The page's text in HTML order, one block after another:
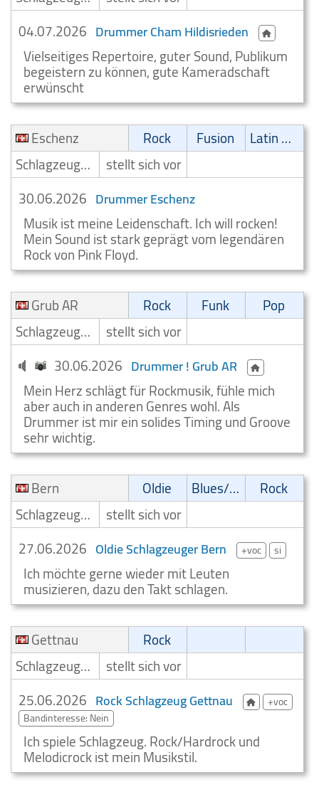
04.07.2026 Drummer Cham Hildisrieden
Vielseitiges Repertoire, guter Sound, Publikum
begeistern zu können, gute Kameradschaft
erwünscht
Eschenz
Rock Fusion
Latin Musik
Schlagzeuger/Drummer
stellt sich vor
30.06.2026 Drummer Eschenz
Musik ist meine Leidenschaft. Ich will rocken!
Mein Sound ist stark geprägt vom legendären
Rock von Pink Floyd.
Grub AR
Rock Funk
Pop
Schlagzeuger/Drummer
stellt sich vor
30.06.2026 Drummer ! Grub AR
Mein Herz schlägt für Rockmusik, fühle mich
aber auch in anderen Genres wohl. Als
Drummer ist mir ein solides Timing und Groove
sehr wichtig.
Bern
Oldie Blues/Swing
Rock
Schlagzeuger/Drummer
stellt sich vor
27.06.2026 Oldie Schlagzeuger Bern +voc si
Ich möchte gerne wieder mit Leuten
musizieren, dazu den Takt schlagen.
Gettnau
Rock
Schlagzeuger/Drummer
stellt sich vor
25.06.2026 Rock Schlagzeug Gettnau
+voc
Bandinteresse: Nein
Ich spiele Schlagzeug. Rock/Hardrock und
Melodicrock ist mein Musikstil.